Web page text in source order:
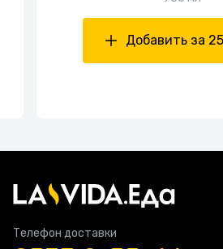
Добавить за
Телефон доставки